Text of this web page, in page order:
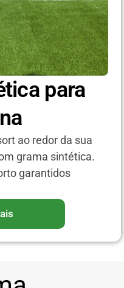
para
ao redor da sua
grama sintética.
garantidos